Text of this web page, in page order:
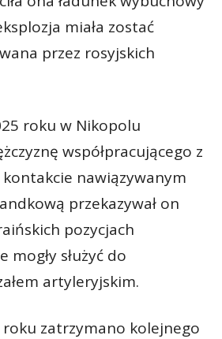
miała zostać
przez rosyjskich
roku w Nikopolu
współpracującego z
kontakcie nawiązywanym
przekazywał on
pozycjach
służyć do
artyleryjskim.
roku zatrzymano kolejnego